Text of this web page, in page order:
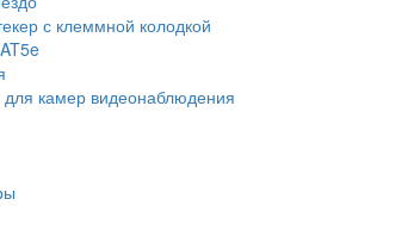
с клеммной колодкой
камер видеонаблюдения